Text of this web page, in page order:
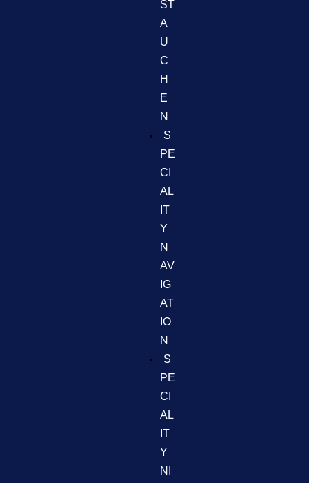
ST
A
U
C
H
E
N
S
PE
CI
AL
IT
Y
N
AV
IG
AT
IO
N
S
PE
CI
AL
IT
Y
NI